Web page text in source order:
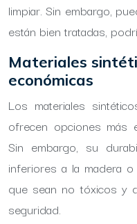
limpiar. Sin embargo,
están bien tratadas,
Materiales
económicas
Los materiales
ofrecen opciones más
Sin embargo, su
inferiores a la madera
que sean no tóxicos y
seguridad.